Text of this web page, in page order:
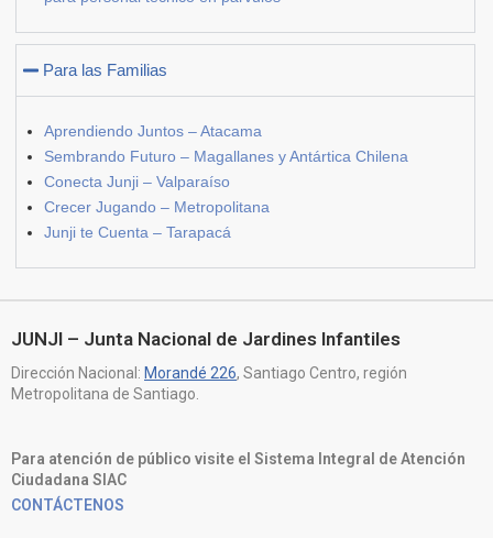
Para las Familias
Aprendiendo Juntos – Atacama
Sembrando Futuro – Magallanes y Antártica Chilena
Conecta Junji – Valparaíso
Crecer Jugando – Metropolitana
Junji te Cuenta – Tarapacá
JUNJI – Junta Nacional de Jardines Infantiles
Dirección Nacional: Morandé 226, Santiago Centro, región
Metropolitana de Santiago.
Para atención de público visite el Sistema Integral de Atención
Ciudadana SIAC
CONTÁCTENOS